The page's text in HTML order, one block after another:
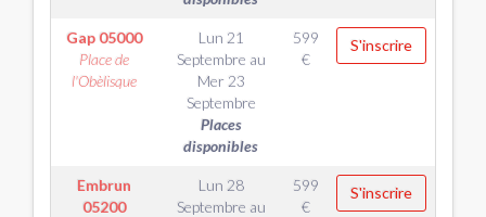
Gap 05000
Place de
l'Obèlisque
Lun 21
Septembre au
Mer 23
Septembre
Places
disponibles
599
€
S'inscrire
Embrun
05200
Lun 28
Septembre au
599
€
S'inscrire